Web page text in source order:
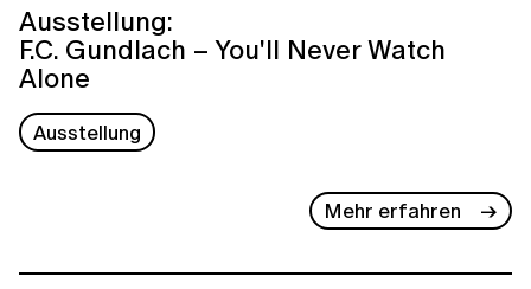
Ausstellung:
F.C. Gundlach – You'll Never Watch
Alone
Ausstellung
Mehr erfahren